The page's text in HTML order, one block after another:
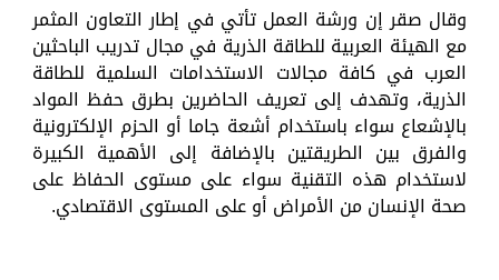
وقال صقر إن ورشة العمل تأتي في إطار التعاون المثمر
مع الهيئة العربية للطاقة الذرية في مجال تدريب الباحثين
العرب في كافة مجالات الاستخدامات السلمية للطاقة
الذرية، وتهدف إلى تعريف الحاضرين بطرق حفظ المواد
بالإشعاع سواء باستخدام أشعة جاما أو الحزم الإلكترونية
والفرق بين الطريقتين بالإضافة إلى الأهمية الكبيرة
لاستخدام هذه التقنية سواء على مستوى الحفاظ على
صحة الإنسان من الأمراض أو على المستوى الاقتصادي.